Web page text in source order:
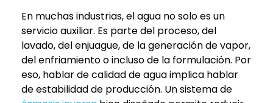
En muchas industrias, el agua no solo es un
servicio auxiliar. Es parte del proceso, del
lavado, del enjuague, de la generación de vapor,
del enfriamiento o incluso de la formulación. Por
eso, hablar de calidad de agua implica hablar
de estabilidad de producción. Un sistema de